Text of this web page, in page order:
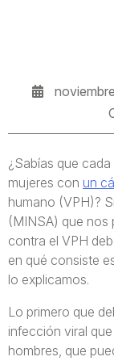
¿Sabías que
mujeres con un
humano (VPH)?
(MINSA) que nos
contra el VPH
en qué consiste
lo explicamos.
Lo primero que
infección viral
hombres, que